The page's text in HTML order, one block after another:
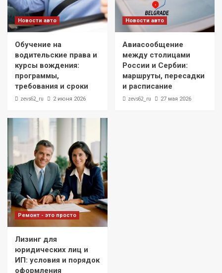
Новости авто
Обучение на
водительские права и
курсы вождения:
программы,
требования и сроки
zevs62_ru 2 июня 2026
Новости авто
Авиасообщение
между столицами
России и Сербии:
маршруты, пересадки
и расписание
zevs62_ru 27 мая 2026
Ремонт - это просто
Лизинг для
юридических лиц и
ИП: условия и порядок
оформления